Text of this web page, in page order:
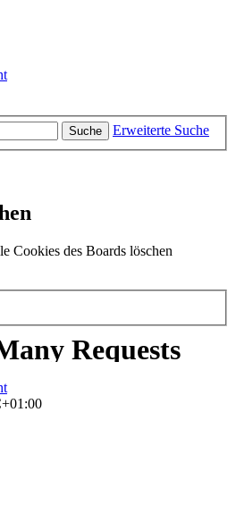
Suche Erweiterte Suche
Cookies des Boards löschen